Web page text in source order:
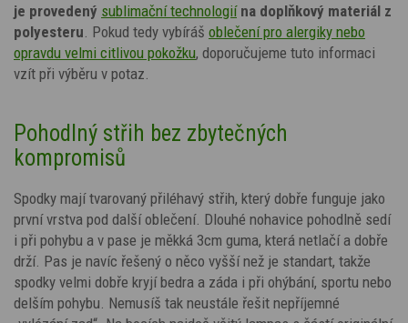
je provedený sublimační technologiína doplňkový materiál z
polyesteru . Pokud tedy vybíráš oblečení pro alergiky nebo
opravdu velmi citlivou pokožku, doporučujeme tuto informaci
vzít při výběru v potaz.
Pohodlný střih bez zbytečných
kompromisů
Spodky mají tvarovaný přiléhavý střih, který dobře funguje jako
první vrstva pod další oblečení. Dlouhé nohavice pohodlně sedí
i při pohybu a v pase je měkká 3cm guma, která netlačí a dobře
drží. Pas je navíc řešený o něco vyšší než je standart, takže
spodky velmi dobře kryjí bedra a záda i při ohýbání, sportu nebo
delším pohybu. Nemusíš tak neustále řešit nepříjemné